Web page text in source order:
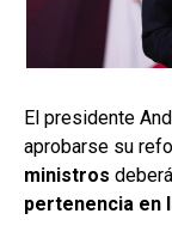
El presidente
aprobarse su
ministros
pertenencia en